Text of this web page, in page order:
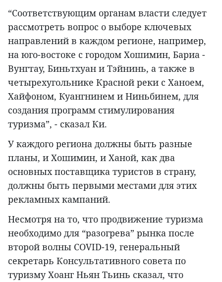
“Соответствующим органам власти следует
рассмотреть вопрос о выборе ключевых
направлений в каждом регионе, например,
на юго-востоке с городом Хошимин, Бариа -
Вунгтау, Биньтхуан и Тэйнинь, а также в
четырехугольнике Красной реки с Ханоем,
Хайфоном, Куангнинем и Ниньбинем, для
создания программ стимулирования
туризма”, - сказал Ки.
У каждого региона должны быть разные
планы, и Хошимин, и Ханой, как два
основных поставщика туристов в страну,
должны быть первыми местами для этих
рекламных кампаний.
Несмотря на то, что продвижение туризма
необходимо для “разогрева” рынка после
второй волны COVID-19, генеральный
секретарь Консультативного совета по
туризму Хоанг Ньян Тьинь сказал, что